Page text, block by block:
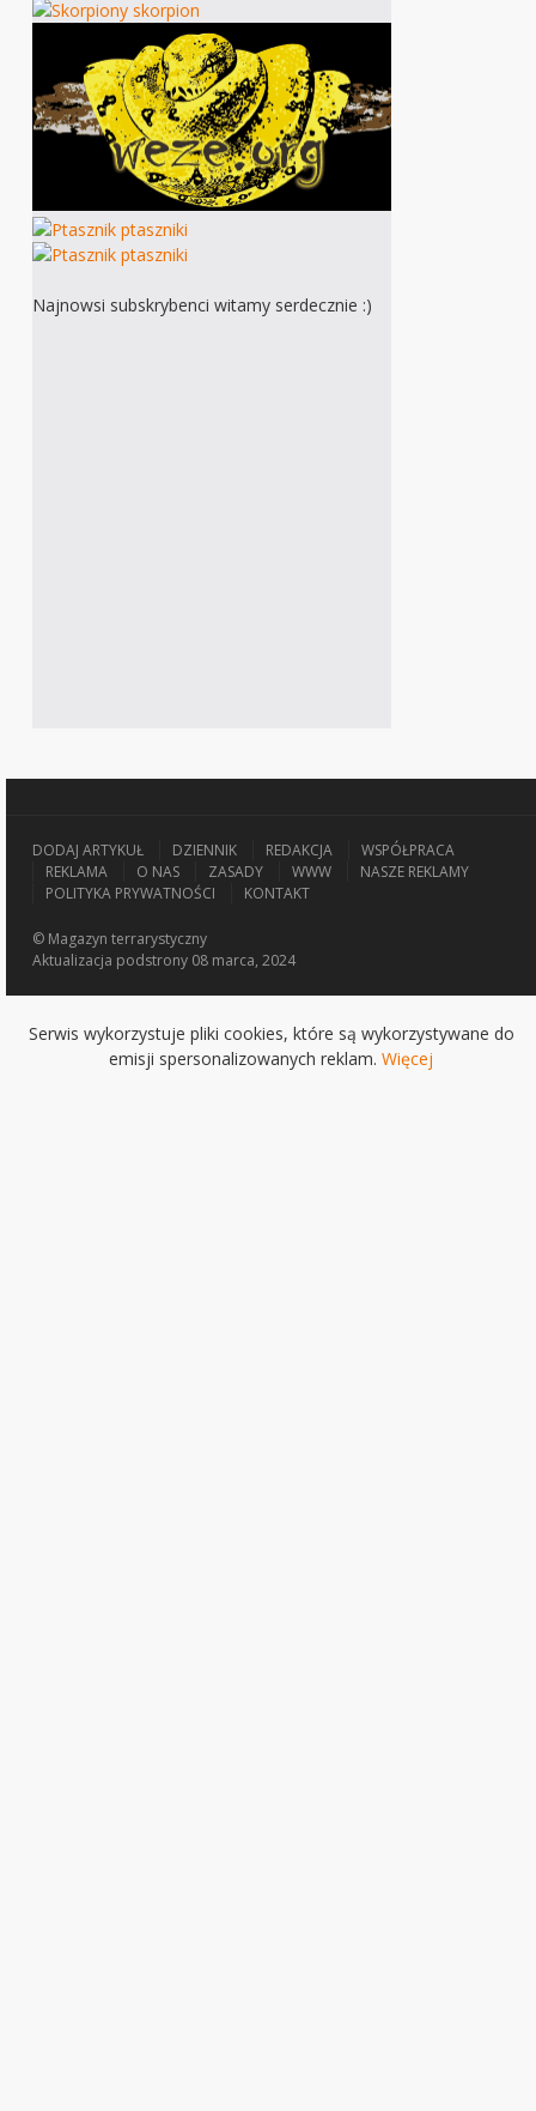
Najnowsi subskrybenci witamy serdecznie :)
DODAJ ARTYKUŁ DZIENNIK REDAKCJA
WSPÓŁPRACA
REKLAMA
O NAS ZASADY WWW
NASZE REKLAMY
POLITYKA PRYWATNOŚCI
KONTAKT
© Magazyn terrarystyczny
Aktualizacja podstrony 08 marca, 2024
Serwis wykorzystuje pliki cookies, które są wykorzystywane do
emisji spersonalizowanych reklam. Więcej